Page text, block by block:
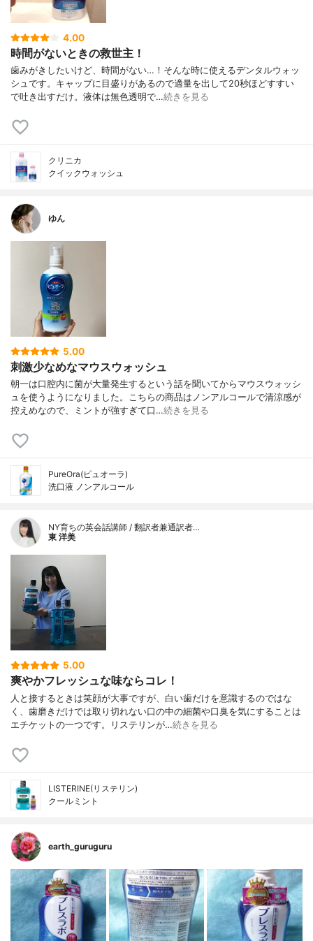
4.00
時間がないときの救世主！
歯みがきしたいけど、時間がない…！そんな時に使えるデンタルウォッ
シュです。キャップに目盛りがあるので適量を出して20秒ほどすすい
で吐き出すだけ。液体は無色透明で…続きを見る
クリニカ
クイックウォッシュ
ゆん
5.00
刺激少なめなマウスウォッシュ
朝一は口腔内に菌が大量発生するという話を聞いてからマウスウォッシ
ュを使うようになりました。こちらの商品はノンアルコールで清涼感が
控えめなので、ミントが強すぎて口…続きを見る
PureOra(ピュオーラ)
洗口液 ノンアルコール
NY育ちの英会話講師 / 翻訳者兼通訳者…
東 洋美
5.00
爽やかフレッシュな味ならコレ！
人と接するときは笑顔が大事ですが、白い歯だけを意識するのではな
く、歯磨きだけでは取り切れない口の中の細菌や口臭を気にすることは
エチケットの一つです。リステリンが…続きを見る
LISTERINE(リステリン)
クールミント
earth_guruguru